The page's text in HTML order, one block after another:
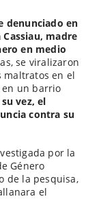
denunciado en
madre
en medio
se viralizaron
maltratos en el
un barrio
vez, el
contra su
por la
Género
de la pesquisa,
el